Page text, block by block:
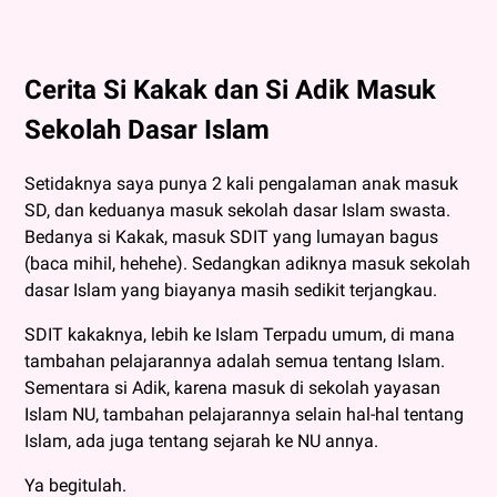
Cerita Si Kakak dan Si Adik Masuk
Sekolah Dasar Islam
Setidaknya saya punya 2 kali pengalaman anak masuk
SD, dan keduanya masuk sekolah dasar Islam swasta.
Bedanya si Kakak, masuk SDIT yang lumayan bagus
(baca mihil, hehehe). Sedangkan adiknya masuk sekolah
dasar Islam yang biayanya masih sedikit terjangkau.
SDIT kakaknya, lebih ke Islam Terpadu umum, di mana
tambahan pelajarannya adalah semua tentang Islam.
Sementara si Adik, karena masuk di sekolah yayasan
Islam NU, tambahan pelajarannya selain hal-hal tentang
Islam, ada juga tentang sejarah ke NU annya.
Ya begitulah.